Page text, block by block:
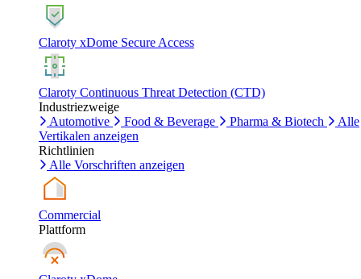
Claroty xDome Secure Access
Claroty Continuous Threat Detection (CTD)
Industriezweige
Automotive
Food & Beverage Pharma & Biotech
Alle
Vertikalen anzeigen
Richtlinien
Alle Vorschriften anzeigen
Commercial
Plattform